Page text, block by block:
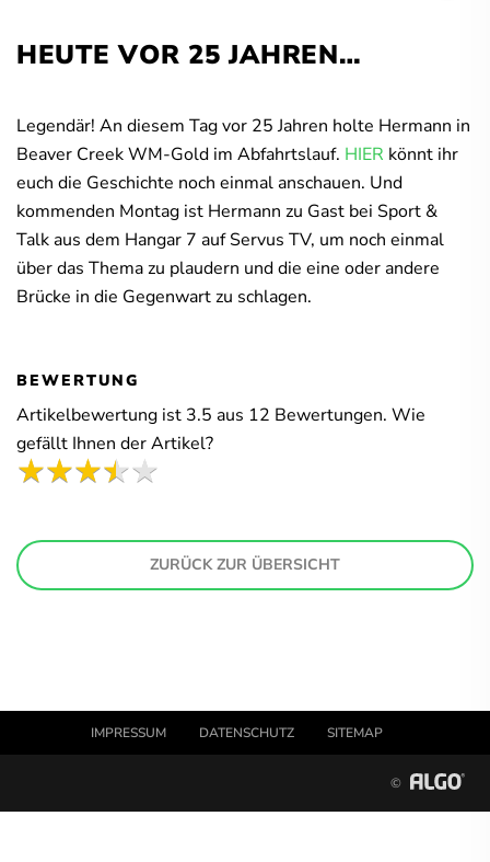
HEUTE VOR 25 JAHREN…
Legendär! An diesem Tag vor 25 Jahren holte Hermann in
Beaver Creek WM-Gold im Abfahrtslauf. HIER könnt ihr
euch die Geschichte noch einmal anschauen. Und
kommenden Montag ist Hermann zu Gast bei Sport &
Talk aus dem Hangar 7 auf Servus TV, um noch einmal
über das Thema zu plaudern und die eine oder andere
Brücke in die Gegenwart zu schlagen.
BEWERTUNG
Artikelbewertung ist 3.5 aus 12 Bewertungen. Wie
gefällt Ihnen der Artikel?
ZURÜCK ZUR ÜBERSICHT
IMPRESSUM DATENSCHUTZ SITEMAP
©